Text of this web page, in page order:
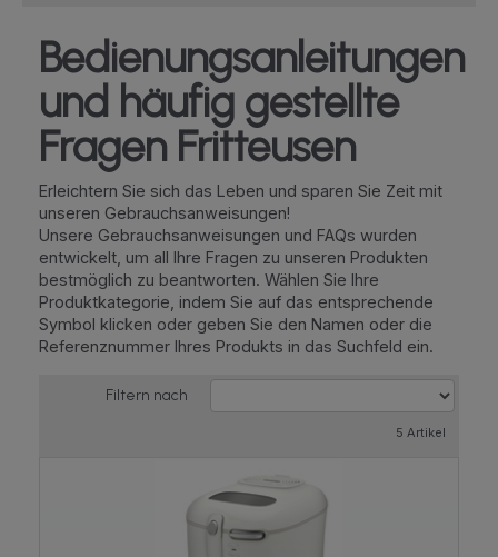
Bedienungsanleitungen
und häufig gestellte
Fragen Fritteusen
Erleichtern Sie sich das Leben und sparen Sie Zeit mit
unseren Gebrauchsanweisungen!
Unsere Gebrauchsanweisungen und FAQs wurden
entwickelt, um all Ihre Fragen zu unseren Produkten
bestmöglich zu beantworten. Wählen Sie Ihre
Produktkategorie, indem Sie auf das entsprechende
Symbol klicken oder geben Sie den Namen oder die
Referenznummer Ihres Produkts in das Suchfeld ein.
Filtern nach
5 Artikel